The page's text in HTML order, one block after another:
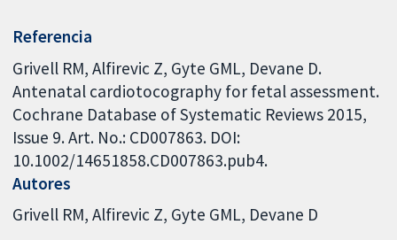
Referencia
Grivell RM, Alfirevic Z, Gyte GML, Devane D.
Antenatal cardiotocography for fetal assessment.
Cochrane Database of Systematic Reviews 2015,
Issue 9. Art. No.: CD007863. DOI:
10.1002/14651858.CD007863.pub4.
Autores
Grivell RM Alfirevic Z Gyte GML Devane D